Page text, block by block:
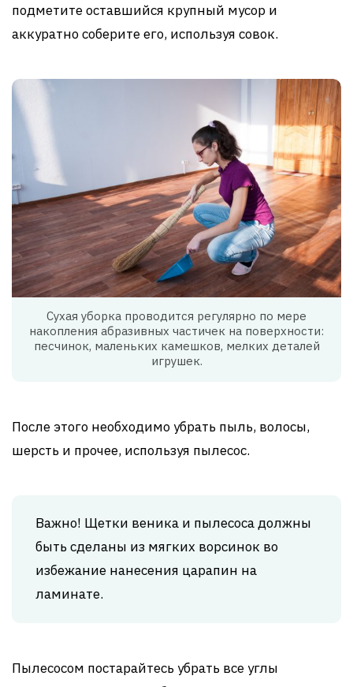
подметите оставшийся крупный мусор и
аккуратно соберите его, используя совок.
Сухая уборка проводится регулярно по мере
накопления абразивных частичек на поверхности:
песчинок, маленьких камешков, мелких деталей
игрушек.
После этого необходимо убрать пыль, волосы,
шерсть и прочее, используя пылесос.
Важно! Щетки веника и пылесоса должны
быть сделаны из мягких ворсинок во
избежание нанесения царапин на
ламинате.
Пылесосом постарайтесь убрать все углы